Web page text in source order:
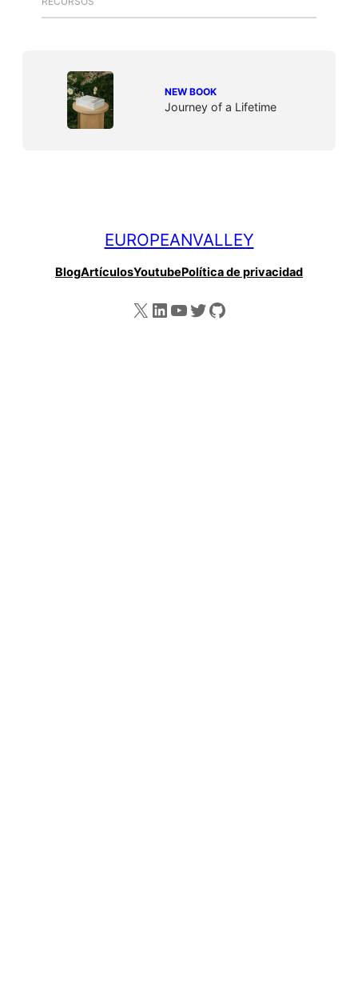
NEW BOOK
Journey of a Lifetime
EUROPEANVALLEY
BlogArtículosYoutubePolítica de privacidad
X LinkedIn YouTube Twitter GitHub